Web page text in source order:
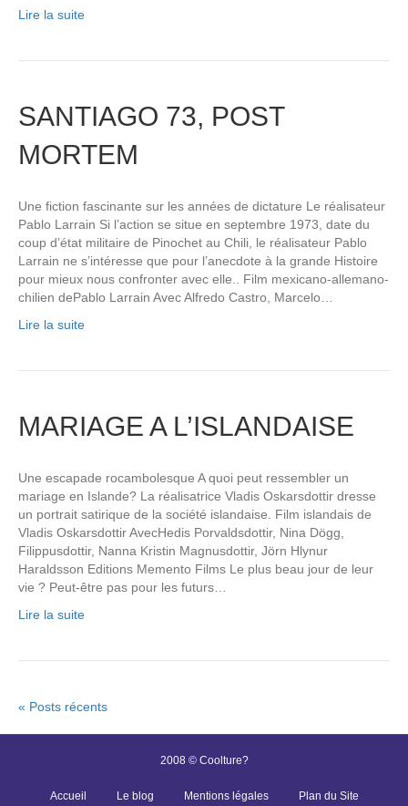
Lire la suite
SANTIAGO 73, POST
MORTEM
Une fiction fascinante sur les années de dictature Le réalisateur
Pablo Larrain Si l’action se situe en septembre 1973, date du
coup d’état militaire de Pinochet au Chili, le réalisateur Pablo
Larrain ne s’intéresse que pour l’anecdote à la grande Histoire
pour mieux nous confronter avec elle.. Film mexicano-allemano-
chilien dePablo Larrain Avec Alfredo Castro, Marcelo…
Lire la suite
MARIAGE A L’ISLANDAISE
Une escapade rocambolesque A quoi peut ressembler un
mariage en Islande? La réalisatrice Vladis Oskarsdottir dresse
un portrait satirique de la société islandaise. Film islandais de
Vladis Oskarsdottir AvecHedis Porvaldsdottir, Nina Dögg,
Filippusdottir, Nanna Kristin Magnusdottir, Jörn Hlynur
Haraldsson Editions Memento Films Le plus beau jour de leur
vie ? Peut-être pas pour les futurs…
Lire la suite
« Posts récents
2008 © Coolture?
Accueil Le blog Mentions légales Plan du Site